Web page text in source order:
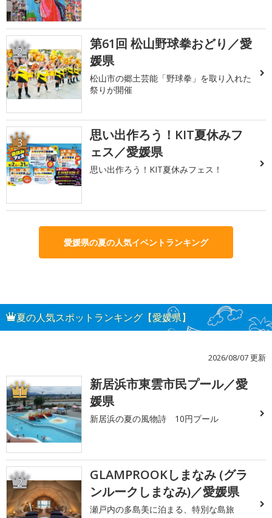
2
第61回 松山野球拳おどり／愛
媛県
松山市の郷土芸能「野球拳」を取り入れた
祭りが開催
3
思い出作ろう！KIT夏休みフ
ェス／愛媛県
思い出作ろう！KIT夏休みフェス！
愛媛県の夏の人気イベントランキング
夏の人気スポットランキング【愛媛県】
2026/08/07 更新
1
新居浜市東雲市民プール／愛
媛県
新居浜の夏の風物詩 10円プール
2
GLAMPROOKしまなみ (グラ
ンルークしまなみ)／愛媛県
瀬戸内の多島美に泊まる、特別な島旅